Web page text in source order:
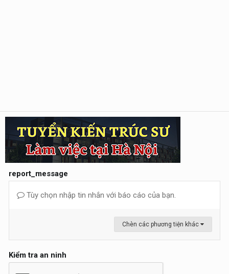
report_message
Tùy chọn nhập tin nhắn với báo cáo của bạn.
Chèn các phương tiện khác
Kiểm tra an ninh